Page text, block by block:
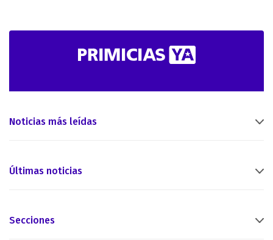
Noticias más leídas
Últimas noticias
Secciones